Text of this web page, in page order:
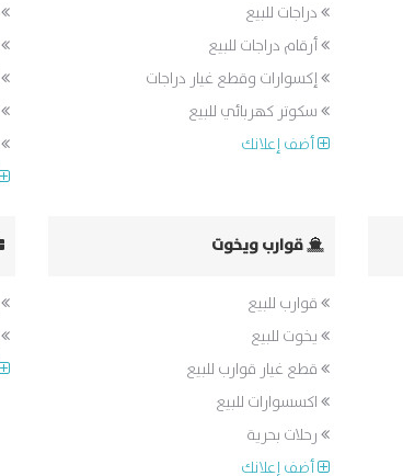
دراجات للبيع
أرقام دراجات للبيع
إكسوارات وقطع غيار دراجات
سكوتر كهربائي للبيع
أضف إعلانك
قوارب ويخوت
قوارب للبيع
يخوت للبيع
قطع غيار قوارب للبيع
اكسسوارات للبيع
رحلات بحرية
أضف إعلانك